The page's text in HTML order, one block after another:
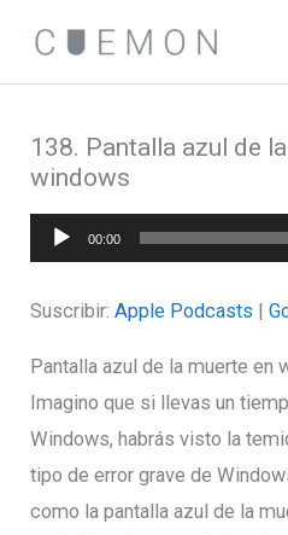
contenido
138. Pantalla azul de
windows
Reproductor
de
audio
00:00
Suscribir:Apple Podcasts |
Pantalla azul de la muerte en
Imagino que si llevas un
Windows, habrás visto la
tipo de error grave de
como la pantalla azul de la